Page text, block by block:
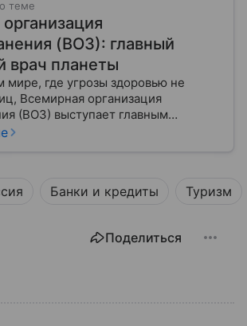
теме
(ВОЗ): главный
врач планеты
мире, где угрозы здоровью не
Всемирная организация
(ВОЗ) выступает главным
здравоохранения. Эта
Как устроен этот «командный
Банки и кредиты Туризм
Поделиться